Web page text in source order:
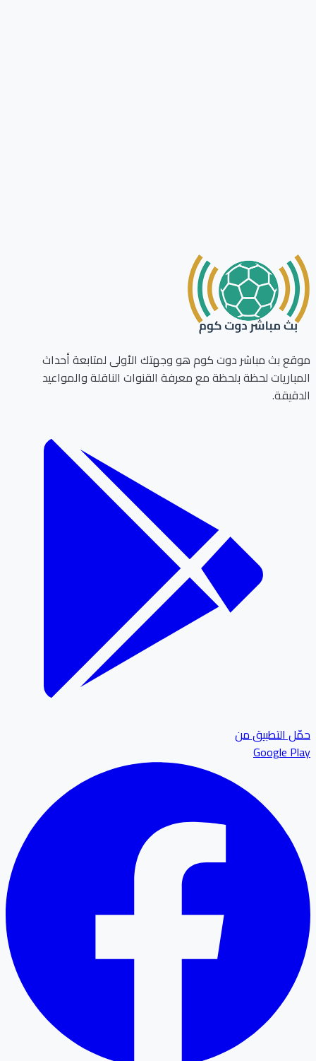
بث مباشر دوت كوم هو وجهتك الأولى لمتابعة أحداث
لحظة بلحظة مع معرفة القنوات الناقلة والمواعيد
التطبيق من
Google